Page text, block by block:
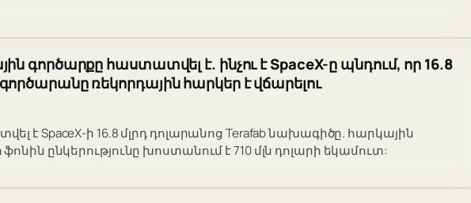
գործարքը հաստատվել է. ինչու է SpaceX-ը պնդում, որ 16.8
ռեկորդային հարկեր է վճարելու
է SpaceX-ի 16.8 մլրդ դոլարանոց Terafab նախագիծը. հարկային
ընկերությունը խոստանում է 710 մլն դոլարի եկամուտ: